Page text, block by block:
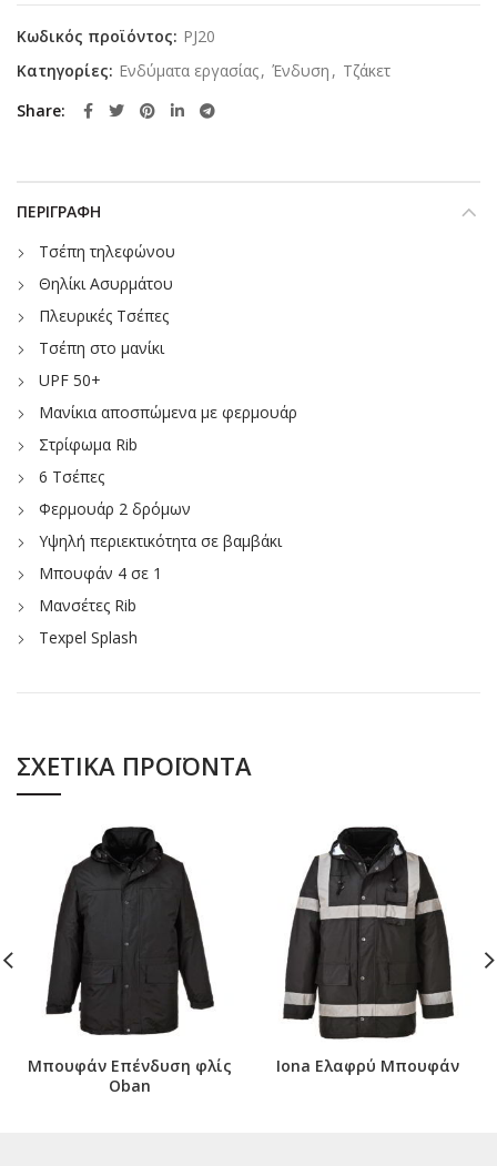
Κωδικός προϊόντος: PJ20
Κατηγορίες: Ενδύματα εργασίας, Ένδυση , Τζάκετ
Share
ΠΕΡΙΓΡΑΦΉ
Τσέπη τηλεφώνου
Θηλίκι Ασυρμάτου
Πλευρικές Τσέπες
Τσέπη στο μανίκι
UPF 50+
Μανίκια αποσπώμενα με φερμουάρ
Στρίφωμα Rib
6 Τσέπες
Φερμουάρ 2 δρόμων
Υψηλή περιεκτικότητα σε βαμβάκι
Μπουφάν 4 σε 1
Μανσέτες Rib
Texpel Splash
ΣΧΕΤΙΚΆ ΠΡΟΪΌΝΤΑ
Μπουφάν Επένδυση φλίς
Oban
Iona Ελαφρύ Μπουφάν